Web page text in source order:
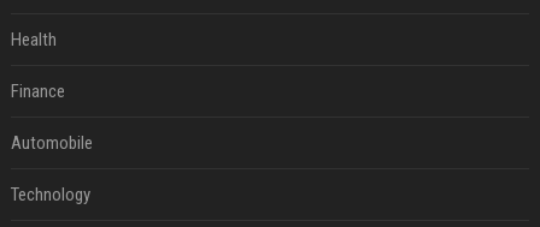
Health
Finance
Automobile
Technology